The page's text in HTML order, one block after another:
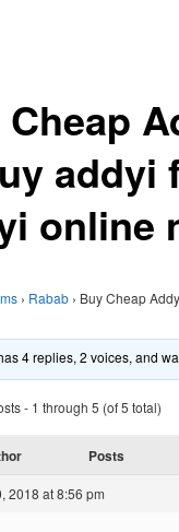
Cheap
addyi
online
› Rabab › Buy Cheap
4 replies, 2 voices, and
- 1 through 5 (of 5 total)
Posts
2018 at 8:56 pm